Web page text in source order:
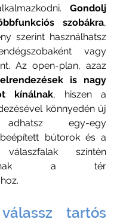
Gondolj
szobákra,
szerint használhatsz
vagy
is nagy
kínálnak, hiszen a
könnyedén új
adhatsz egy-egy
bútorok és a
válaszfalak szintén
a tér
tartós